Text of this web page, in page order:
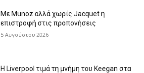
Με Munoz αλλά χωρίς Jacquet η
επιστροφή στις προπονήσεις
5 Αυγούστου 2026
Η Liverpool τιμά τη μνήμη του Keegan στα